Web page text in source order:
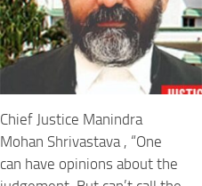
Chief Justice Manindra
Mohan Shrivastava , “One
can have opinions about the